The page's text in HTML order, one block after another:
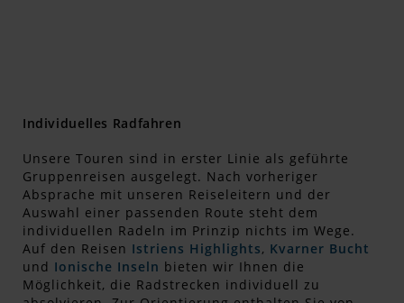
Individuelles Radfahren
Unsere Touren sind in erster Linie als geführte
Gruppenreisen ausgelegt. Nach vorheriger
Absprache mit unseren Reiseleitern und der
Auswahl einer passenden Route steht dem
individuellen Radeln im Prinzip nichts im Wege.
Auf den Reisen Istriens Highlights, Kvarner Bucht
und Ionische Inseln bieten wir Ihnen die
Möglichkeit, die Radstrecken individuell zu